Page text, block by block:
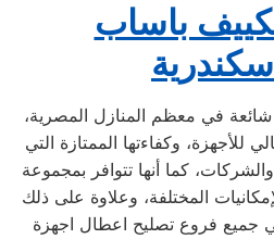
باساب
في معظم المنازل المصرية،
للأجهزة، وكفاءتها الممتازة التي
كما أنها تتوافر بمجموعة
المختلفة، وعلاوة على ذلك
جميع فروع تصليح اعطال اجهزة